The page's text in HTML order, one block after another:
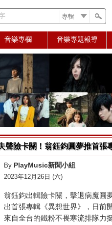
音樂專欄 音樂專題報導
聲險卡關！翁鈺鈞圓夢推首張
By PlayMusic新聞小組
2023年12月26日 (六)
翁鈺鈞出輯險卡關，擊退病魔圓
出首張專輯《異想世界》，日前
來自全台的鐵粉不畏寒流排隊力